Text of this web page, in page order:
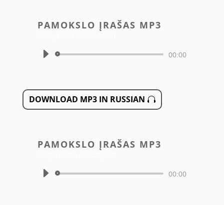
PAMOKSLO ĮRAŠAS MP3
Audio
00:00
DOWNLOAD MP3 IN RUSSIAN
PAMOKSLO ĮRAŠAS MP3
Audio
00:00